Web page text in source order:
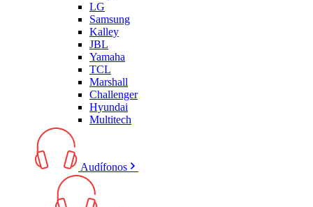
LG
Samsung
Kalley
JBL
Yamaha
TCL
Marshall
Challenger
Hyundai
Multitech
Audífonos